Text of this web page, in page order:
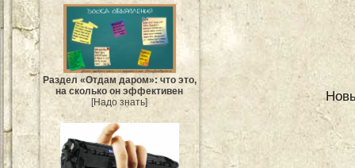
Раздел «Отдам даром»: что это,
на сколько он эффективен
[Надо знать]